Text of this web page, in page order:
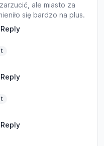
ale miasto za
się bardzo na plus.
Reply
Reply
Reply